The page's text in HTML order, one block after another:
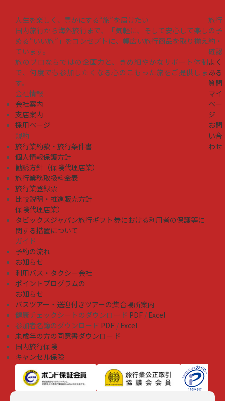
人生を楽しく、豊かにする“旅”を届けたい
国内旅行から海外旅行まで、「気軽に、そして安心して楽し
める“いい旅”」をコンセプトに、幅広い旅行商品を取り揃え
ています。
旅のプロならではの企画力と、きめ細やかなサポート体制
で、何度でも参加したくなる心のこもった旅をご提供しま
す。
会社情報
会社案内
支店案内
採用ページ
規約
旅行業約款・旅行条件書
個人情報保護方針
勧誘方針（保険代理店業）
旅行業務取扱料金表
旅行業登録票
比較説明・推進販売方針
保険代理店業）
タビックスジャパン旅行ギフト券における利用者の保護等に
関する措置について
ガイド
予約の流れ
お知らせ
利用バス・タクシー会社
ポイントプログラムの
お知らせ
バスツアー・送迎付きツアーの集合場所案内
健康チェックシートのダウンロード PDF / Excel
参加者名簿のダウンロード PDF / Excel
未成年の方の同意書ダウンロード
国内旅行保険
キャンセル保険
旅行
の予
約・
確認
よく
ある
質問
マイ
ペー
ジ
お問
い合
わせ